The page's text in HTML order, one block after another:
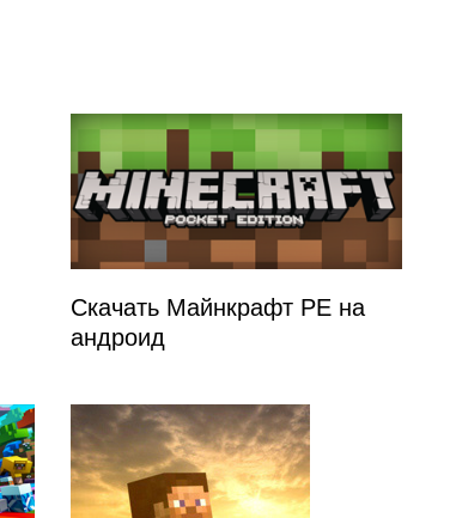
Скачать Майнкрафт PE на
андроид